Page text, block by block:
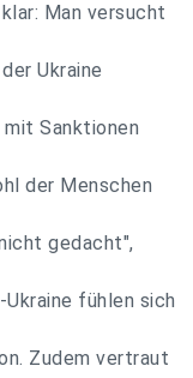
Man versucht
Ukraine
mit Sanktionen
der Menschen
gedacht",
fühlen sich
Zudem vertraut